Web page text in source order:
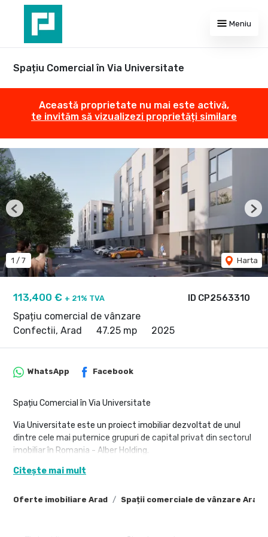
Meniu
Spațiu Comercial în Via Universitate
Această proprietate nu mai este activă,
te invităm să vizualizezi proprietăți similare
ID CP2563310
113,400 € + 21% TVA
Spațiu comercial de vânzare
Confectii, Arad
47.25 mp 2025
1 / 7 Harta
Previous
Oferte imobiliare Arad Spații comerciale de vânzare Arad
WhatsApp Facebook
Spațiu Comercial în Via Universitate
Via Universitate este un proiect imobiliar dezvoltat de unul
dintre cele mai puternice grupuri de capital privat din sectorul
imobiliar în Romania - Alber Holding.
Un nou capitol începe pentru Arad, iar tu poți fi parte din el! Via
oportunitate de investiție, pozitionată strategic pe strada
Citește mai mult